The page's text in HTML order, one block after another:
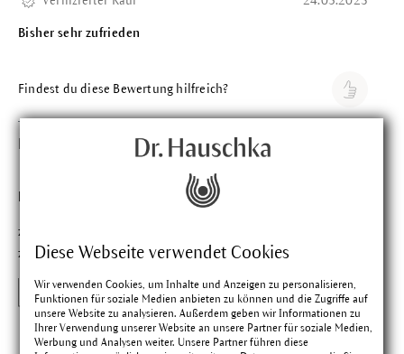
Diese Webseite verwendet Cookies
Wir verwenden Cookies, um Inhalte und Anzeigen zu personalisieren,
Funktionen für soziale Medien anbieten zu können und die Zugriffe auf
unsere Website zu analysieren. Außerdem geben wir Informationen zu
Ihrer Verwendung unserer Website an unsere Partner für soziale Medien,
Werbung und Analysen weiter. Unsere Partner führen diese
Bisher sehr zufrieden
Findest du diese Bewertung hilfreich?
zu wenig Inhalt, somit zu kurze Anwendungsdauer, um Effekt
zu bemerken
Dr. Hauschka
Vielen Dank für deine Bewertung. Die